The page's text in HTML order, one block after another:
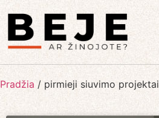
Pradžia / pirmieji siuvimo projektai